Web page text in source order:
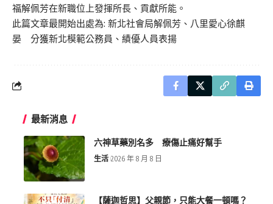
福解佩芳在新職位上發揮所長、貢獻所能。
此篇文章最開始出處為: 新北社會局解佩芳、八里愛心徐麒
晏 分獲新北模範公務員、績優人員表揚
最新消息
六神草藥別名多 療傷止痛好幫手
生活 2026 年 8 月 8 日
【薩迦哲思】父親節，只能大餐一頓嗎？